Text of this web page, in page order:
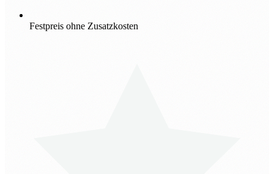
Festpreis ohne Zusatzkosten